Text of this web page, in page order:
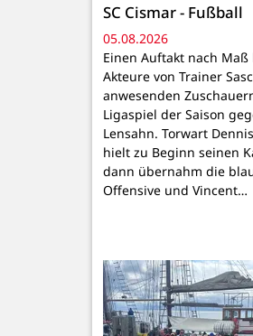
SC Cismar - Fußball
05.08.2026
Einen Auftakt nach
Akteure von Trainer
anwesenden
Ligaspiel der Saison
Lensahn. Torwart
hielt zu Beginn seinen
dann übernahm die
Offensive und Vincent…